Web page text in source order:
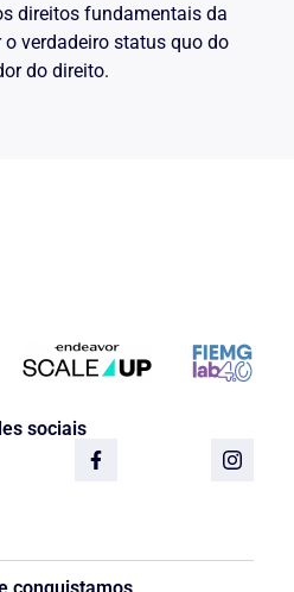
do trabalho aos
20 min. de trabalho
sábados, serão
da semana, de
demais acordos de
parte dos
por escrito dos
homologação do
as formalidades
restou afastada
de
do empregado através
direitos fundamentais da
verdadeiro status quo do
do direito.
sociais